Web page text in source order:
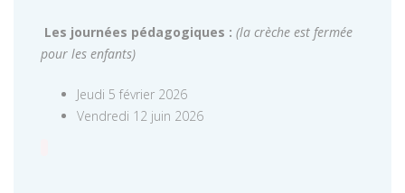
Les journées pédagogiques : (la crèche est fermée
pour les enfants)
Jeudi 5 février 2026
Vendredi 12 juin 2026